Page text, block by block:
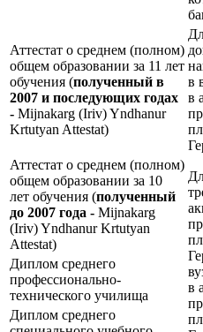
Аттестат о среднем (полном)
общем образовании за 11 лет
обучения (полученный в
2007 и последующих годах
- Mijnakarg (Iriv) Yndhanur
Krtutyan Attestat)
в
в
Аттестат о среднем (полном)
общем образовании за 10
лет обучения (полученный
до 2007 года - Mijnakarg
(Iriv) Yndhanur Krtutyan
Attestat)
в
Диплом среднего
профессионально-
технического училища
Диплом среднего